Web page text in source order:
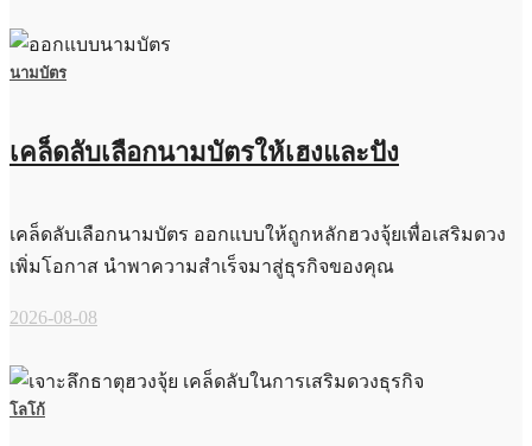
นามบัตร
เคล็ดลับเลือกนามบัตรให้เฮงและปัง
เคล็ดลับเลือกนามบัตร ออกแบบให้ถูกหลักฮวงจุ้ยเพื่อเสริมดวง
เพิ่มโอกาส นำพาความสำเร็จมาสู่ธุรกิจของคุณ
2026-08-08
โลโก้